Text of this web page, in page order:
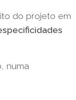
do projeto em
numa